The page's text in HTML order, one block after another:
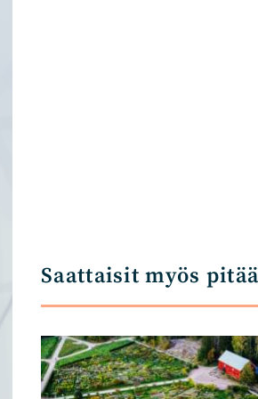
Saattaisit myös